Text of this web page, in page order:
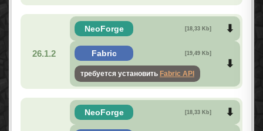
26.1.2
NeoForge [18,33 Kb]
Fabric [19,49 Kb]
требуется установить Fabric API
NeoForge [18,33 Kb]